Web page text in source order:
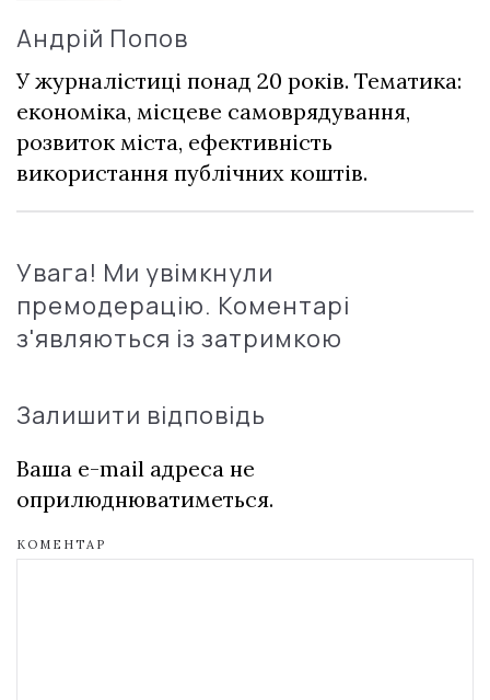
Андрій Попов
У журналістиці понад 20 років. Тематика:
економіка, місцеве самоврядування,
розвиток міста, ефективність
використання публічних коштів.
Увага! Ми увімкнули
премодерацію. Коментарі
з'являються із затримкою
Залишити відповідь
Ваша e-mail адреса не
оприлюднюватиметься.
КОМЕНТАР